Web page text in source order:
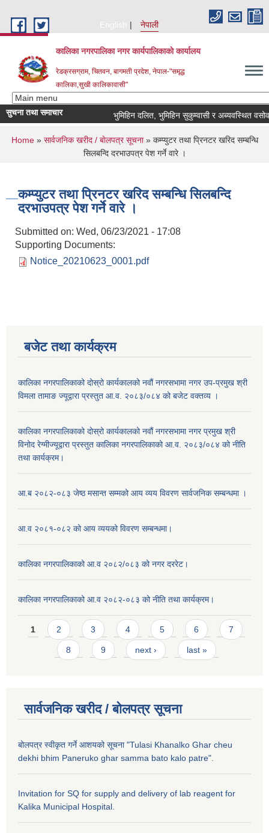
English
नेपाली
कालिका नगरपालिका नगर कार्यपालिकाकाे कार्यालय
रेडक्रसग्राम, चितवन, बागमती प्रदेश, नेपाल-"समृद्ध
कालिका,सुखी कालिकावासी"
सुचना तथा समाचार भुमिहिन दलित, भुमिहिन सुकुम्वासी र अब्यवस्थित
You are here
Home» सार्वजनिक खरीद / बाेलपत्र सूचना» कम्प्युटर तथा प्रिनटर खरिद सम्बन्धि
सिलबन्दि दरभाउपत्र पेश गर्ने वारे ।
कम्प्युटर तथा प्रिनटर खरिद सम्बन्धि सिलबन्दि
दरभाउपत्र पेश गर्ने वारे ।
Submitted on: Wed, 06/23/2021 - 17:08
Supporting Documents:
Notice_20210623_0001.pdf
बजेट तथा कार्यक्रम
कालिका नगरपालिकाको दोस्रो कार्यकालको नवौं नगरसभामा नगर उप-प्रमुख श्री
विमला तामाङ ज्यूद्वारा प्रस्तुत आ.व. २०८३/०८४ को बजेट वक्तव्य ।
कालिका नगरपालिकाको दोस्रो कार्यकालको नवौं नगरसभामा नगर प्रमुख श्री
विनोद रेग्मीज्यूद्वारा प्रस्तुत कालिका नगरपालिकाको आ.व. २०८३/०८४ को नीति
तथा कार्यक्रम।
आ.ब २०८२-०८३ जेष्ठ मसान्त सम्मको आय व्यय विवरण सार्वजनिक सम्बन्धमा ।
आ.व २०८१-०८२ को आय व्ययको विवरण सम्बन्धमा।
कालिका नगरपालिकाको आ.व २०८२/०८३ को नगर दररेट।
कालिका नगरपालिकाको आ.व २०८२-०८३ को नीति तथा कार्यक्रम।
Pages
1 2 3 4 5 6 7
8 9 next › last »
सार्वजनिक खरीद / बाेलपत्र सूचना
बोलपत्र स्वीकृत गर्ने आशयको सूचना "Tulasi Khanalko Ghar cheu
dekhi bhim Paneruko ghar samma bato kalo patre".
Invitation for SQ for supply and delivery of lab reagent for
Kalika Municipal Hospital.